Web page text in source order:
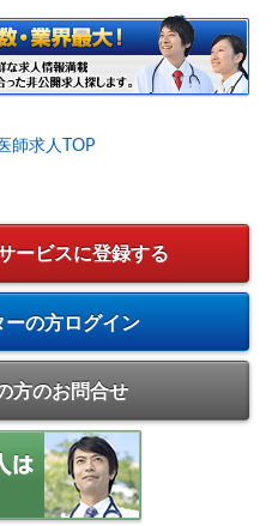
師求人TOP
ービスに登録する
ーの方ログイン
方のお問合せ